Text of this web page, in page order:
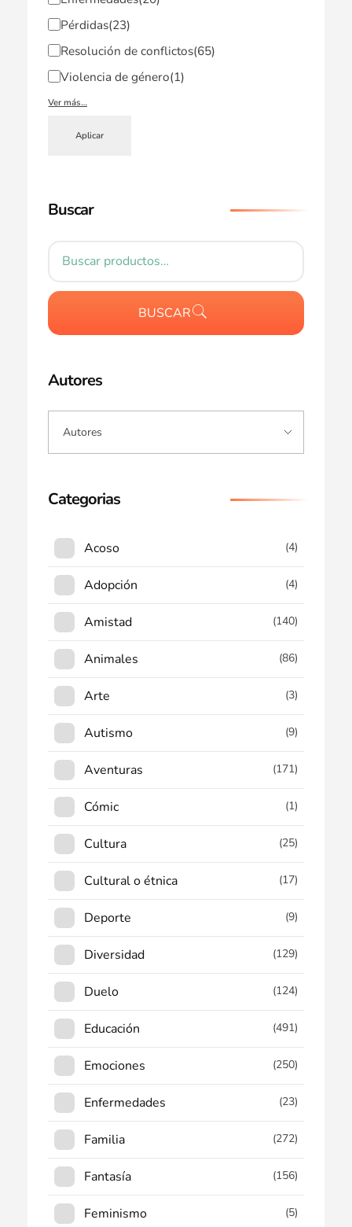
Pérdidas(23)
Resolución de conflictos(65)
Violencia de género(1)
Ver más…
Aplicar
Buscar
BUSCAR
Autores
Categorias
Acoso (4)
Adopción (4)
Amistad (140)
Animales (86)
Arte (3)
Autismo (9)
Aventuras (171)
Cómic (1)
Cultura (25)
Cultural o étnica (17)
Deporte (9)
Diversidad (129)
Duelo (124)
Educación (491)
Emociones (250)
Enfermedades (23)
Familia (272)
Fantasía (156)
Feminismo (5)